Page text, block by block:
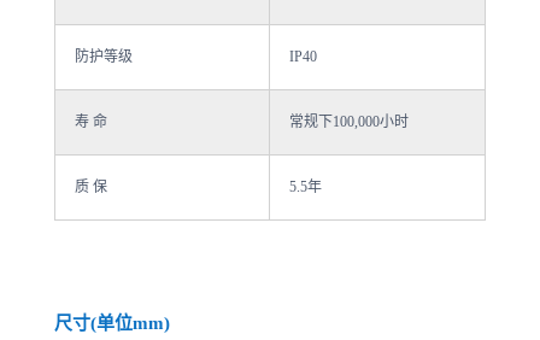
防护等级 IP40
寿 命 常规下100,000小时
质 保 5.5年
尺寸(单位mm)